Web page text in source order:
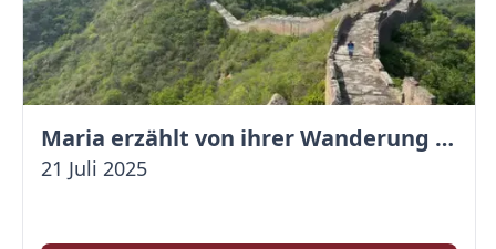
Maria erzählt von ihrer Wanderung auf der Großen Mauer
21 Juli 2025